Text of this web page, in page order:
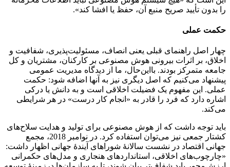
را بدون تأیید صریح منبع آن، حفظ یا افشا کند».
حکمت عملی
چهار اصل راهنمای قبلی یعنی انصاف، مسئولیت‌پذیری، شفافیت و
اخلاق، بر اثرات بیرونی هوش مصنوعی بر کارکنان، مشتریان و کل
جامعه متمرکز بودند. بااین‌حال، ما از دیدگاه مدیریت عمومی
پیشنهاد می‌کنیم که اصل دیگری نیز به آنها اضافه شود: حکمت
عملی. این مفهوم یک فضیلت اخلاقی است و به دانش یا درکی
اشاره دارد که فرد را قادر به «انجام کار درست» در هر شرایطی
می‌کند.
باید توجه داشت که از هوش مصنوعی برای تولید و هدایت سلاح‌های
کشتار جمعی نیز می‌توان استفاده کرد. در نوامبر 2018، مجمع
جهانی اقتصاد در نشست سالانهٔ شوراهای آیندهٔ جهانی اظهار داشت:
«چارچوب‌های اخلاقی، استانداردهای هنجاری و مدل‌های حکمرانی